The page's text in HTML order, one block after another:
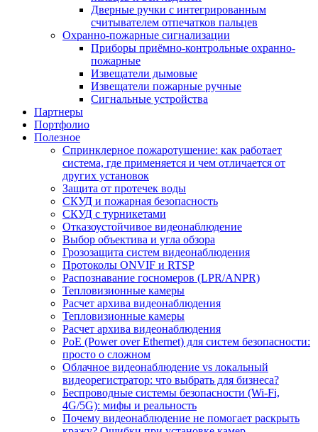
Дверные ручки с интегрированным
считывателем отпечатков пальцев
Охранно-пожарные сигнализации
Приборы приёмно-контрольные охранно-
пожарные
Извещатели дымовые
Извещатели пожарные ручные
Сигнальные устройства
Партнеры
Портфолио
Полезное
Спринклерное пожаротушение: как работает
система, где применяется и чем отличается от
других установок
Защита от протечек воды
СКУД и пожарная безопасность
СКУД с турникетами
Отказоустойчивое видеонаблюдение
Выбор объектива и угла обзора
Грозозащита систем видеонаблюдения
Протоколы ONVIF и RTSP
Распознавание госномеров (LPR/ANPR)
Тепловизионные камеры
Расчет архива видеонаблюдения
Тепловизионные камеры
Расчет архива видеонаблюдения
PoE (Power over Ethernet) для систем безопасности:
просто о сложном
Облачное видеонаблюдение vs локальный
видеорегистратор: что выбрать для бизнеса?
Беспроводные системы безопасности (Wi-Fi,
4G/5G): мифы и реальность
Почему видеонаблюдение не помогает раскрыть